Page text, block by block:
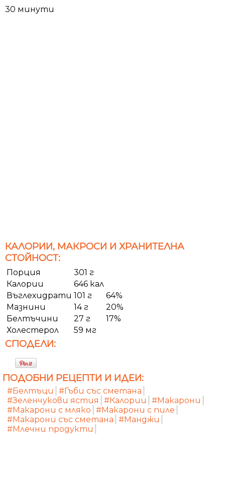
30 минути
КАЛОРИИ, МАКРОСИ И ХРАНИТЕЛНА
СТОЙНОСТ:
Порция
301 г
Калории
646 кал
Въглехидрати 101 г
64%
Мазнини
14 г
20%
Белтъчини
27 г
17%
Холестерол
59 мг
СПОДЕЛИ:
ПОДОБНИ РЕЦЕПТИ И ИДЕИ:
#Белтъци
#Гъби със сметана
#Зеленчукови ястия
#Калории
#Макарони
#Макарони с мляко #Макарони с пиле
#Макарони със сметана #Манджи
#Млечни продукти